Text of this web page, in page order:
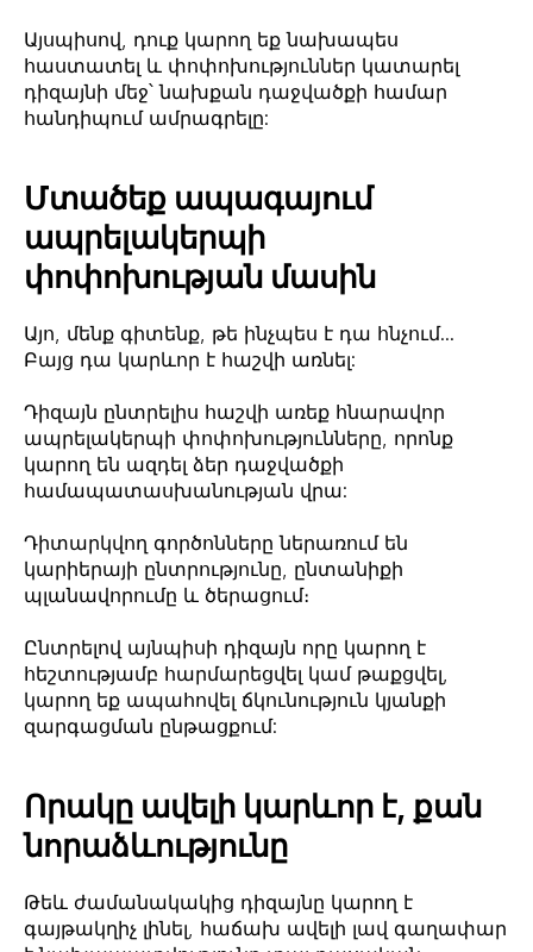
Այսպիսով, դուք կարող եք նախապես
հաստատել և փոփոխություններ կատարել
դիզայնի մեջ՝ նախքան դաջվածքի համար
հանդիպում ամրագրելը:
Մտածեք ապագայում
ապրելակերպի
փոփոխության մասին
Այո, մենք գիտենք, թե ինչպես է դա հնչում...
Բայց դա կարևոր է հաշվի առնել:
Դիզայն ընտրելիս հաշվի առեք հնարավոր
ապրելակերպի փոփոխությունները, որոնք
կարող են ազդել ձեր դաջվածքի
համապատասխանության վրա:
Դիտարկվող գործոնները ներառում են
կարիերայի ընտրությունը, ընտանիքի
պլանավորումը և ծերացում։
Ընտրելով այնպիսի դիզայն որը կարող է
հեշտությամբ հարմարեցվել կամ թաքցվել,
կարող եք ապահովել ճկունություն կյանքի
զարգացման ընթացքում:
Որակը ավելի կարևոր է, քան
նորաձևությունը
Թեև ժամանակակից դիզայնը կարող է
գայթակղիչ լինել, հաճախ ավելի լավ գաղափար